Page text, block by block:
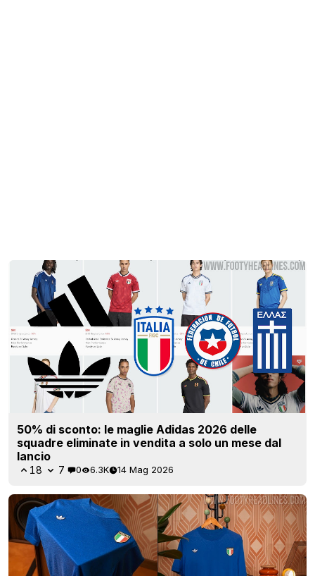
50% di sconto: le maglie Adidas 2026 delle
squadre eliminate in vendita a solo un mese dal
lancio
18 7 0 6.3K 14 Mag 2026